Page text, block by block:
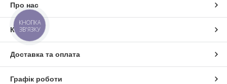
Про нас
Контакти
Доставка та оплата
Графік роботи
КНОПКА
ЗВ'ЯЗКУ